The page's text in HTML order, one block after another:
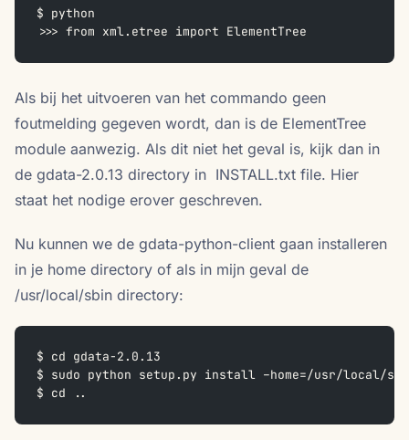
$ python
>>> from xml.etree import ElementTree
Als bij het uitvoeren van het commando geen
foutmelding gegeven wordt, dan is de ElementTree
module aanwezig. Als dit niet het geval is, kijk dan in
de gdata-2.0.13 directory in INSTALL.txt file. Hier
staat het nodige erover geschreven.
Nu kunnen we de gdata-python-client gaan installeren
in je home directory of als in mijn geval de
/usr/local/sbin directory:
$ cd gdata-2.0.13
$ sudo python setup.py install –home=/usr/local/
$ cd ..